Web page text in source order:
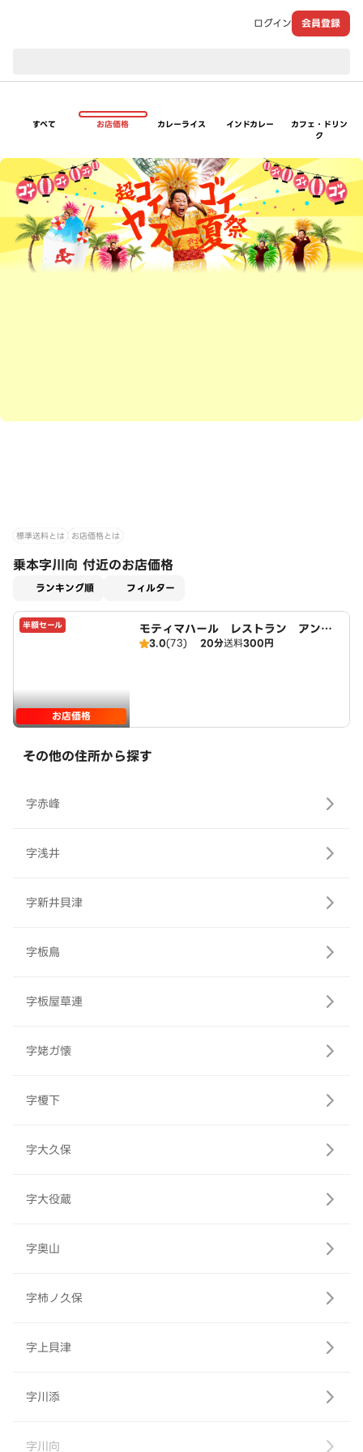
ログイン 会員登録
すべて お店価格 カレーライス インドカレー
カフェ・ドリン
ク
超ゴイゴイヤスー夏祭
標準送料とは お店価格とは
乗本字川向 付近のお店価格
ランキング順 フィルター
半額セール
お店価格
モティマハール レストラン アンド
バー
3.0(73) 20分送料300円
その他の住所から探す
字赤峰
字浅井
字新井貝津
字板鳥
字板屋草連
字姥ガ懐
字榎下
字大久保
字大役蔵
字奥山
字柿ノ久保
字上貝津
字川添
字川向